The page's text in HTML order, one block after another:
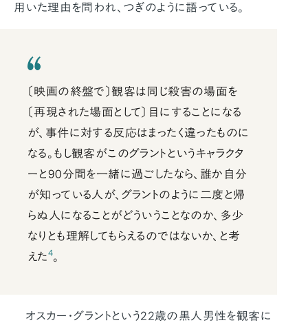
用いた理由を問われ、つぎのように語っている。
〔映画の終盤で〕観客は同じ殺害の場面を
〔再現された場面として〕目にすることになる
が、事件に対する反応はまったく違ったものに
なる。もし観客がこのグラントというキャラクタ
ーと90分間を一緒に過ごしたなら、誰か自分
が知っている人が、グラントのように二度と帰
らぬ人になることがどういうことなのか、多少
なりとも理解してもらえるのではないか、と考
えた4。
オスカー・グラントという22歳の黒人男性を観客に